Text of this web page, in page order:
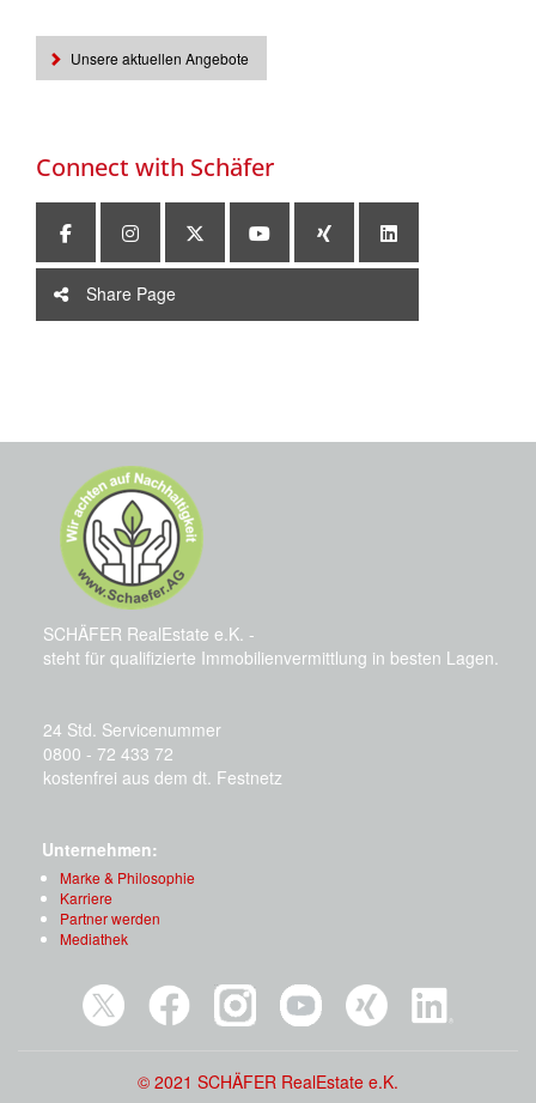
Unsere aktuellen Angebote
Connect with Schäfer
Share Page
SCHÄFER RealEstate e.K. -
steht für qualifizierte Immobilienvermittlung in besten Lagen.
24 Std. Servicenummer
0800 - 72 433 72
kostenfrei aus dem dt. Festnetz
Unternehmen:
Marke & Philosophie
Karriere
Partner werden
Mediathek
© 2021 SCHÄFER RealEstate e.K.